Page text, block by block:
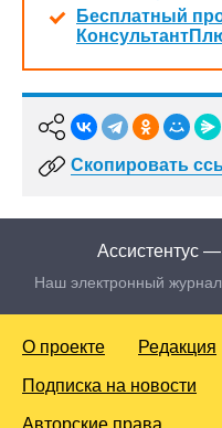
Бесплатный
Скопировать
Ассистентус
Наш электронный
О проекте Редакция
Подписка на новости
Авторские права